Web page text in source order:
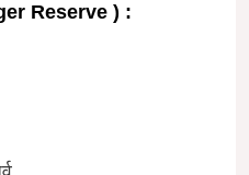
Reserve ) :